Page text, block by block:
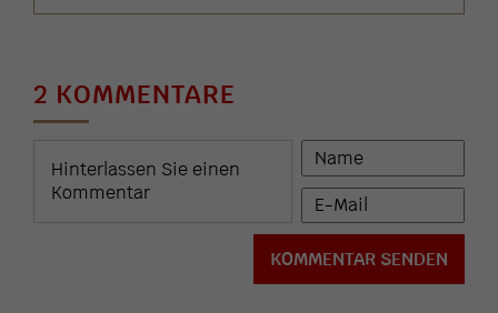
2 KOMMENTARE